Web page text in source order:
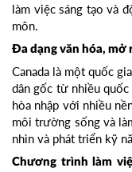
làm việc sáng tạo và
môn.
Đa dạng văn hóa, mở
Canada là một quốc
dân gốc từ nhiều
hòa nhập với nhiều
môi trường sống và
nhìn và phát triển kỹ
Chương trình làm